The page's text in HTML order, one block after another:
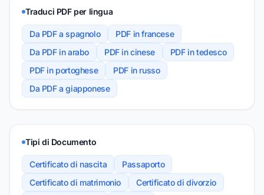
Traduci PDF per lingua
Da PDF a spagnolo
PDF in francese
Da PDF in arabo
PDF in cinese
PDF in tedesco
PDF in portoghese
PDF in russo
Da PDF a giapponese
Tipi di Documento
Certificato di nascita
Passaporto
Certificato di matrimonio
Certificato di divorzio